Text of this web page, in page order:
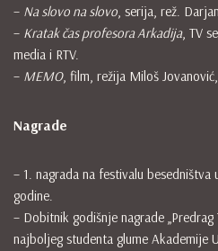
– Na slovo na slovo, serija, rež.
– Kratak čas profesora Arkadija, TV
media i RTV.
– MEMO, film, režija Miloš
Nagrade
– 1. nagrada na festivalu
godine.
– Dobitnik godišnje nagrade
najboljeg studenta glume Akademije